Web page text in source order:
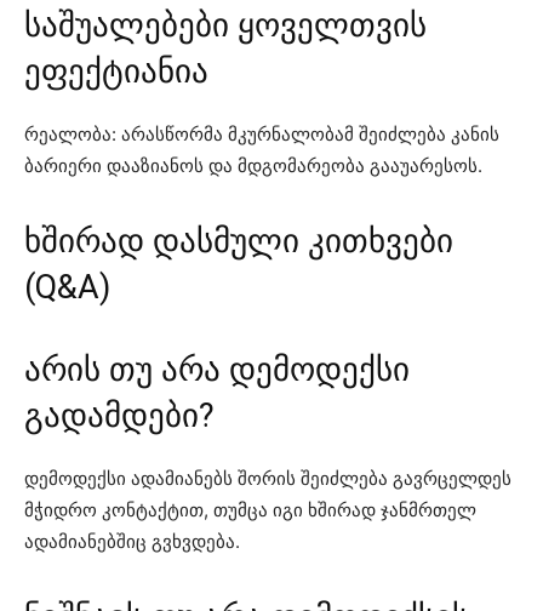
საშუალებები ყოველთვის
ეფექტიანია
რეალობა: არასწორმა მკურნალობამ შეიძლება კანის
ბარიერი დააზიანოს და მდგომარეობა გააუარესოს.
ხშირად დასმული კითხვები
(Q&A)
არის თუ არა დემოდექსი
გადამდები?
დემოდექსი ადამიანებს შორის შეიძლება გავრცელდეს
მჭიდრო კონტაქტით, თუმცა იგი ხშირად ჯანმრთელ
ადამიანებშიც გვხვდება.